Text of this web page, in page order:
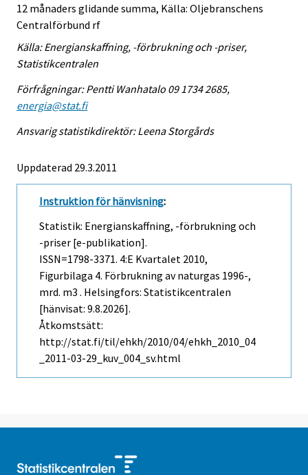
12 månaders glidande summa, Källa: Oljebranschens
Centralförbund rf
Källa: Energianskaffning, -förbrukning och -priser,
Statistikcentralen
Förfrågningar: Pentti Wanhatalo 09 1734 2685,
energia@stat.fi
Ansvarig statistikdirektör: Leena Storgårds
Uppdaterad 29.3.2011
Instruktion för hänvisning:
Statistik: Energianskaffning, -förbrukning och
-priser [e-publikation].
ISSN=1798-3371. 4:e Kvartalet 2010,
Figurbilaga 4. Förbrukning av naturgas 1996-,
mrd. m3 . Helsingfors: Statistikcentralen
[hänvisat: 9.8.2026].
Åtkomstsätt:
http://stat.fi/til/ehkh/2010/04/ehkh_2010_04
_2011-03-29_kuv_004_sv.html